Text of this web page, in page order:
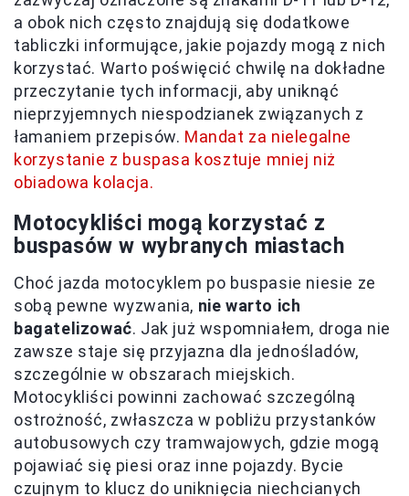
a obok nich często znajdują się dodatkowe
tabliczki informujące, jakie pojazdy mogą z nich
korzystać. Warto poświęcić chwilę na dokładne
przeczytanie tych informacji, aby uniknąć
nieprzyjemnych niespodzianek związanych z
łamaniem przepisów. Mandat za nielegalne
korzystanie z buspasa kosztuje mniej niż
obiadowa kolacja.
Motocykliści mogą korzystać z
buspasów w wybranych miastach
Choć jazda motocyklem po buspasie niesie ze
sobą pewne wyzwania, nie warto ich
bagatelizować. Jak już wspomniałem, droga nie
zawsze staje się przyjazna dla jednośladów,
szczególnie w obszarach miejskich.
Motocykliści powinni zachować szczególną
ostrożność, zwłaszcza w pobliżu przystanków
autobusowych czy tramwajowych, gdzie mogą
pojawiać się piesi oraz inne pojazdy. Bycie
czujnym to klucz do uniknięcia niechcianych